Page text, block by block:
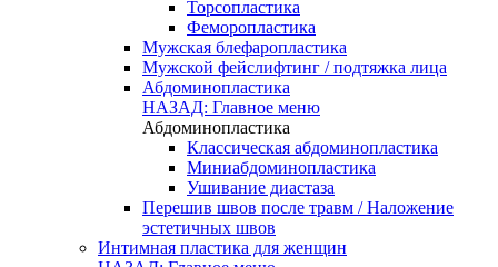
Торсопластика
Феморопластика
Мужская блефаропластика
Мужской фейслифтинг / подтяжка лица
Абдоминопластика
НАЗАД: Главное меню
Абдоминопластика
Классическая абдоминопластика
Миниабдоминопластика
Ушивание диастаза
Перешив швов после травм / Наложение
эстетичных швов
Интимная пластика для женщин